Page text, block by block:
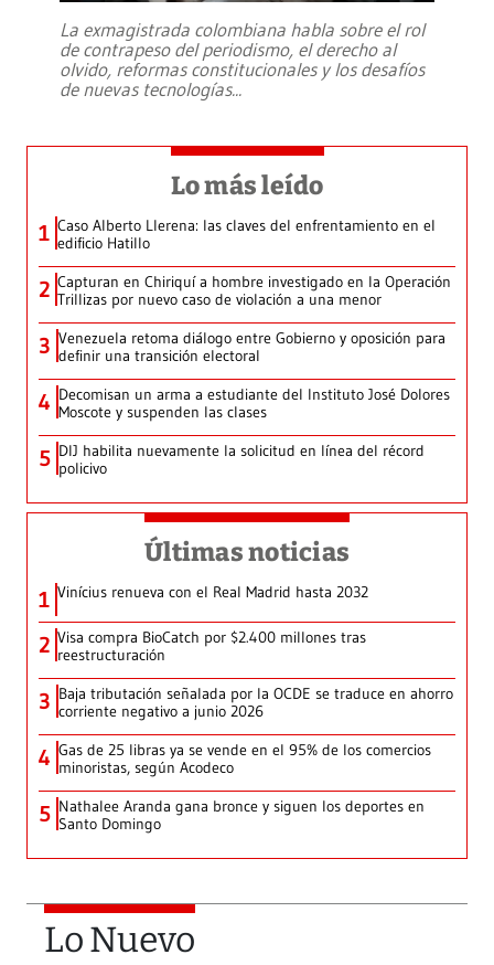
La exmagistrada colombiana habla sobre el rol
de contrapeso del periodismo, el derecho al
olvido, reformas constitucionales y los desafíos
de nuevas tecnologías...
Lo más leído
1 Caso Alberto Llerena: las claves del enfrentamiento en el
edificio Hatillo
2 Capturan en Chiriquí a hombre investigado en la Operación
Trillizas por nuevo caso de violación a una menor
3 Venezuela retoma diálogo entre Gobierno y oposición para
definir una transición electoral
4 Decomisan un arma a estudiante del Instituto José Dolores
Moscote y suspenden las clases
5 DIJ habilita nuevamente la solicitud en línea del récord
policivo
Últimas noticias
1 Vinícius renueva con el Real Madrid hasta 2032
2 Visa compra BioCatch por $2.400 millones tras
reestructuración
3 Baja tributación señalada por la OCDE se traduce en ahorro
corriente negativo a junio 2026
4 Gas de 25 libras ya se vende en el 95% de los comercios
minoristas, según Acodeco
5 Nathalee Aranda gana bronce y siguen los deportes en
Santo Domingo
Lo Nuevo